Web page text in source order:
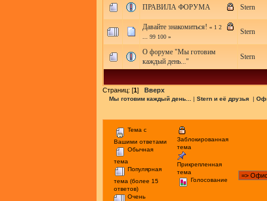
ПРАВИЛА ФОРУМА Stern
Давайте знакомиться! « 1 2
99 100 »
Stern
О форуме "Мы готовим
каждый день..."
Stern
Страниц: [1] Вверх
Мы готовим каждый день... | Stern и её друзья |
Тема с
Вашими ответами
Обычная
тема
Популярная
тема (более 15
ответов)
Очень
Заблокированная
тема
Прикрепленная
тема
Голосование